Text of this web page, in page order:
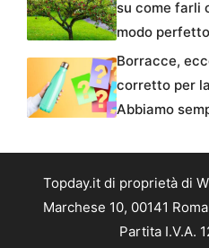
su come farli
modo perfetto
Borracce,
corretto per
Abbiamo
Topday.it di proprietà di
Marchese 10, 00141
Partita I.V.A.